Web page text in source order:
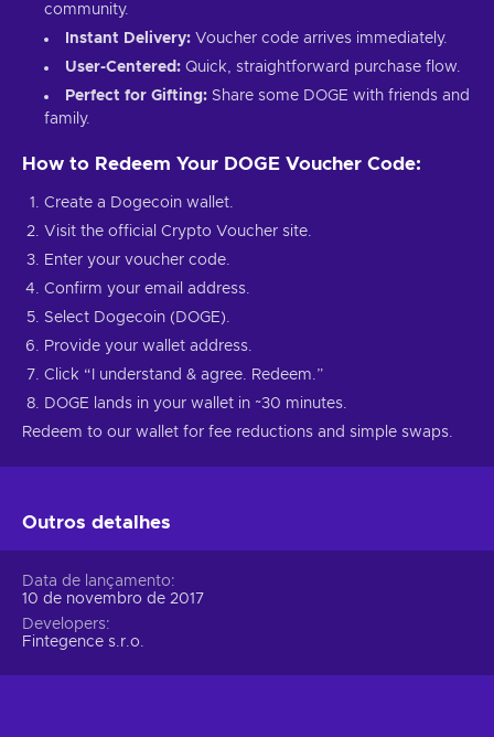
community.
Instant Delivery: Voucher code arrives immediately.
User-Centered: Quick, straightforward purchase flow.
Perfect for Gifting: Share some DOGE with friends and
family.
How to Redeem Your DOGE Voucher Code:
Create a Dogecoin wallet.
Visit the official Crypto Voucher site.
Enter your voucher code.
Confirm your email address.
Select Dogecoin (DOGE).
Provide your wallet address.
Click “I understand & agree. Redeem.”
DOGE lands in your wallet in ~30 minutes.
Redeem to our wallet for fee reductions and simple swaps.
Outros detalhes
Data de lançamento
10 de novembro de 2017
Developers
Fintegence s.r.o.